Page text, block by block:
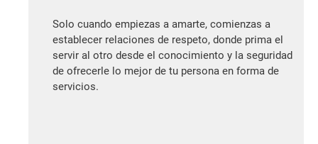
Solo cuando empiezas a amarte, comienzas a
establecer relaciones de respeto, donde prima el
servir al otro desde el conocimiento y la seguridad
de ofrecerle lo mejor de tu persona en forma de
servicios.